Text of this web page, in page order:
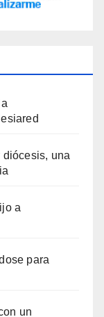
una
a
para
un